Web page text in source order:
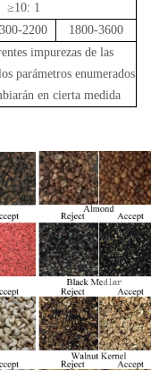
≥10: 1
2200 1800-3600
impurezas de las
parámetros enumerados
en cierta medida